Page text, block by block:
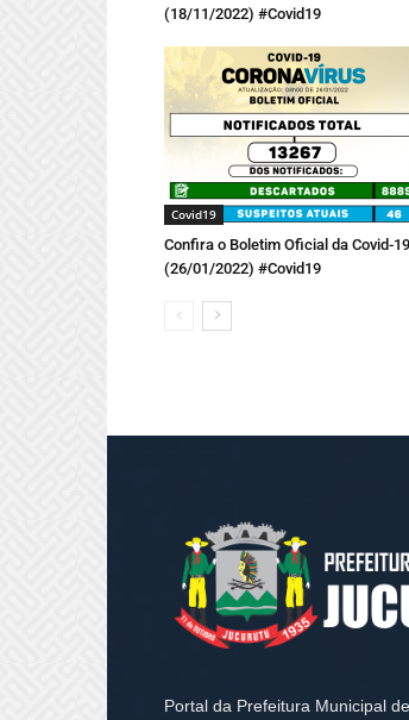
(18/11/2022) #Covid19
Covid19
Confira o Boletim Oficial da Covid-19
(26/01/2022) #Covid19
Portal da Prefeitura Municipal